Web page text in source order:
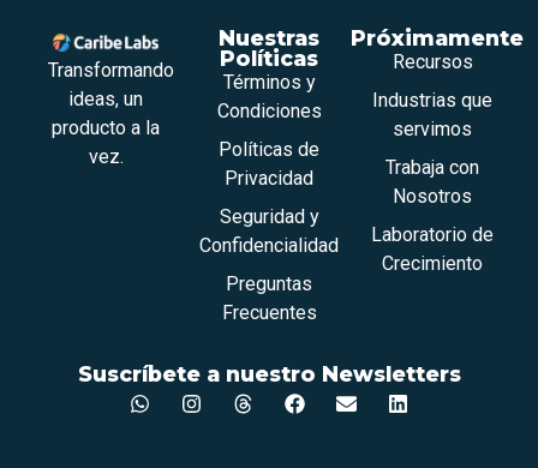
Transformando
ideas, un
producto a la
vez.
Nuestras
Políticas
Términos y
Condiciones
Políticas de
Privacidad
Seguridad y
Confidencialidad
Preguntas
Frecuentes
Próximamente
Recursos
Industrias que
servimos
Trabaja con
Nosotros
Laboratorio de
Crecimiento
Suscríbete a nuestro Newsletters